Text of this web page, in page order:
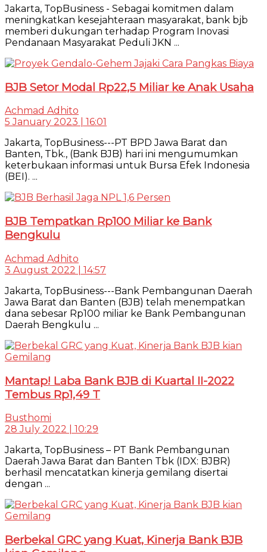
Jakarta, TopBusiness - Sebagai komitmen dalam
meningkatkan kesejahteraan masyarakat, bank bjb
memberi dukungan terhadap Program Inovasi
Pendanaan Masyarakat Peduli JKN ...
BJB Setor Modal Rp22,5 Miliar ke Anak Usaha
Achmad Adhito
5 January 2023 | 16:01
Jakarta, TopBusiness---PT BPD Jawa Barat dan
Banten, Tbk., (Bank BJB) hari ini mengumumkan
keterbukaan informasi untuk Bursa Efek Indonesia
(BEI). ...
BJB Tempatkan Rp100 Miliar ke Bank
Bengkulu
Achmad Adhito
3 August 2022 | 14:57
Jakarta, TopBusiness---Bank Pembangunan Daerah
Jawa Barat dan Banten (BJB) telah menempatkan
dana sebesar Rp100 miliar ke Bank Pembangunan
Daerah Bengkulu ...
Mantap! Laba Bank BJB di Kuartal II-2022
Tembus Rp1,49 T
Busthomi
28 July 2022 | 10:29
Jakarta, TopBusiness – PT Bank Pembangunan
Daerah Jawa Barat dan Banten Tbk (IDX: BJBR)
berhasil mencatatkan kinerja gemilang disertai
dengan ...
Berbekal GRC yang Kuat, Kinerja Bank BJB